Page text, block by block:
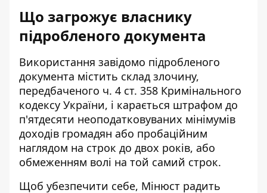
Що загрожує власнику
підробленого документа
Використання завідомо підробленого
документа містить склад злочину,
передбаченого ч. 4 ст. 358 Кримінального
кодексу України, і карається штрафом до
п'ятдесяти неоподатковуваних мінімумів
доходів громадян або пробаційним
наглядом на строк до двох років, або
обмеженням волі на той самий строк.
Щоб убезпечити себе, Мінюст радить